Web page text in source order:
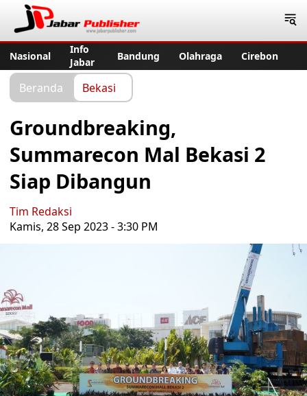
Nasional
Info
Jabar
Bandung Olahraga Cirebon
Beranda Bekasi
Groundbreaking,
Summarecon Mal Bekasi 2
Siap Dibangun
Tim Redaksi
Kamis, 28 Sep 2023 - 3:30 PM